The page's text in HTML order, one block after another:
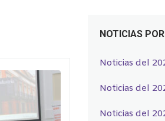
NOTICIAS
Noticias del
Noticias del
Noticias del